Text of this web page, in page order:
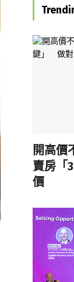
開高價
賣房「
價